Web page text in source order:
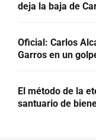
deja la baja de
Oficial: Carlos
Garros en un
El método de la
santuario de